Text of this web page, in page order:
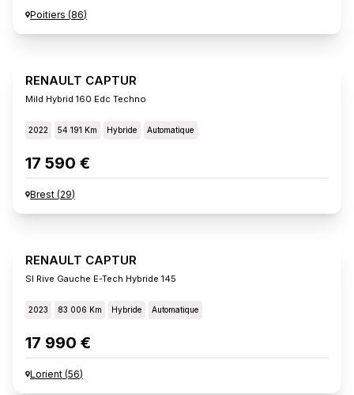
Poitiers (86)
RENAULT CAPTUR
Mild Hybrid 160 Edc Techno
2022 54 191 Km Hybride Automatique
17 590 €
Brest (29)
RENAULT CAPTUR
Sl Rive Gauche E-Tech Hybride 145
2023 83 006 Km Hybride Automatique
17 990 €
Lorient (56)